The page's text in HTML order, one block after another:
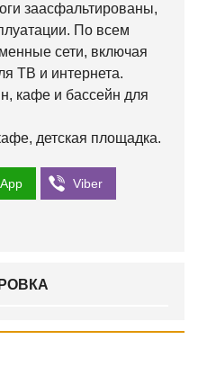
заасфальтированы,
По всем
сети, включая
ТВ и интернета.
кафе и бассейн для
детская площадка.
Viber